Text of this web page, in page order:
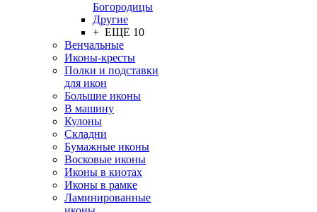
Богородицы
Другие
+ ЕЩЕ 10
Венчальные
Иконы-кресты
Полки и подставки
для икон
Большие иконы
В машину
Кулоны
Складни
Бумажные иконы
Восковые иконы
Иконы в киотах
Иконы в рамке
Ламинированные